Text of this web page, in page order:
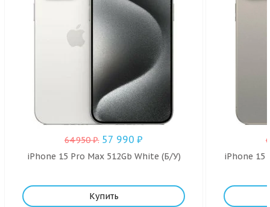
64 950₽. 57 990₽
iPhone 15 Pro Max 512Gb White (Б/У)
Купить
iPhone 15